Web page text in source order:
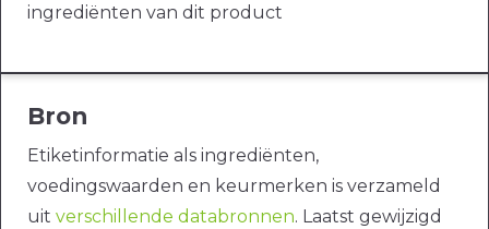
ingrediënten van dit product
Bron
Etiketinformatie als ingrediënten,
voedingswaarden en keurmerken is verzameld
uit verschillende databronnen. Laatst gewijzigd